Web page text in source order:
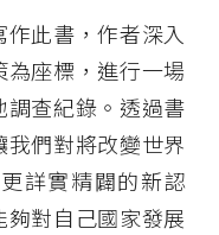
此書，作者深入
座標，進行一場
查紀錄。透過書
們對將改變世界
詳實精闢的新認
對自己國家發展